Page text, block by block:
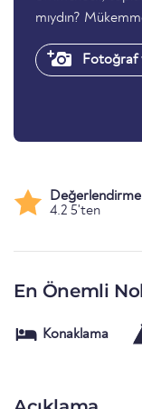
mıydın?
Fotoğraf
Değerlendirme
4.2 5'ten
En Önemli
Konaklama